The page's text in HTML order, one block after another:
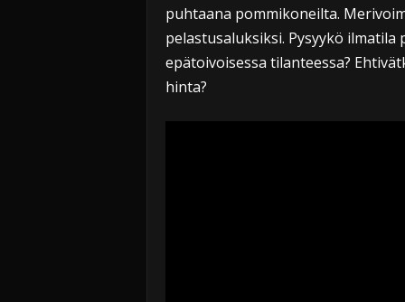
puhtaana pommikoneilta.
pelastusaluksiksi. Pysyykö
epätoivoisessa tilanteessa?
hinta?